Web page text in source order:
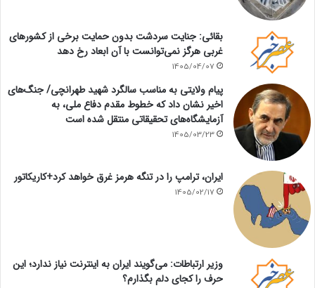
بقائی: جنایت سردشت بدون حمایت برخی از کشورهای
غربی هرگز نمی‌توانست با آن ابعاد رخ دهد
1405/04/07
پیام ولایتی به مناسب سالگرد شهید طهرانچی/ جنگ‌های
اخیر نشان داد که خطوط مقدم دفاع ملی، به
آزمایشگاه‌های تحقیقاتی منتقل شده است
1405/03/23
ایران، ترامپ را در تنگه هرمز غرق خواهد کرد+کاریکاتور
1405/02/17
وزیر ارتباطات: می‌گویند ایران به اینترنت نیاز ندارد؛ این
حرف را کجای دلم بگذارم؟